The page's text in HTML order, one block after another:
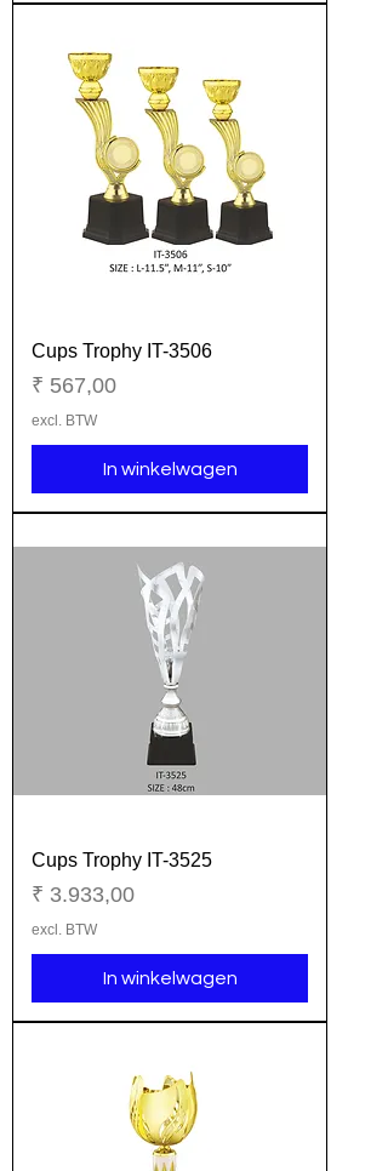
Cups Trophy IT-3506
Prijs
₹ 567,00
excl. BTW
In winkelwagen
Cups Trophy IT-3525
Prijs
₹ 3.933,00
excl. BTW
In winkelwagen